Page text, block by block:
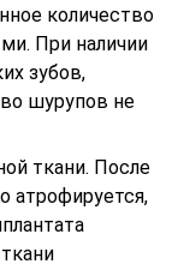
количество
При наличии
зубов,
шурупов не
ткани. После
атрофируется,